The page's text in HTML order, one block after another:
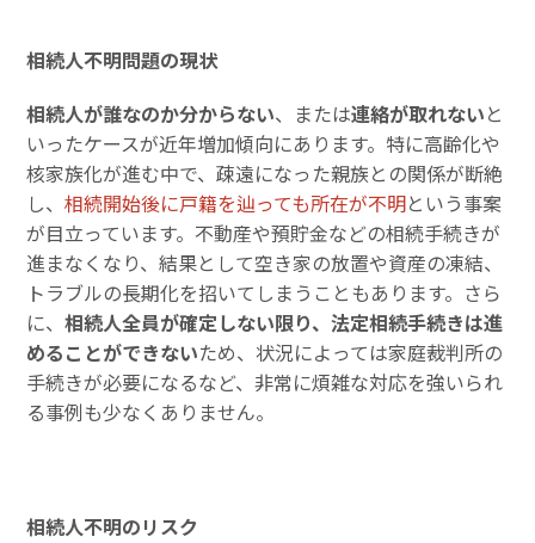
相続人不明問題の現状
相続人が誰なのか分からない、または連絡が取れないと
いったケースが近年増加傾向にあります。特に高齢化や
核家族化が進む中で、疎遠になった親族との関係が断絶
し、相続開始後に戸籍を辿っても所在が不明という事案
が目立っています。不動産や預貯金などの相続手続きが
進まなくなり、結果として空き家の放置や資産の凍結、
トラブルの長期化を招いてしまうこともあります。さら
に、相続人全員が確定しない限り、法定相続手続きは進
めることができないため、状況によっては家庭裁判所の
手続きが必要になるなど、非常に煩雑な対応を強いられ
る事例も少なくありません。
相続人不明のリスク